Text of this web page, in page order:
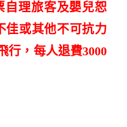
自理旅客及嬰兒恕
佳或其他不可抗力
行，每人退費3000